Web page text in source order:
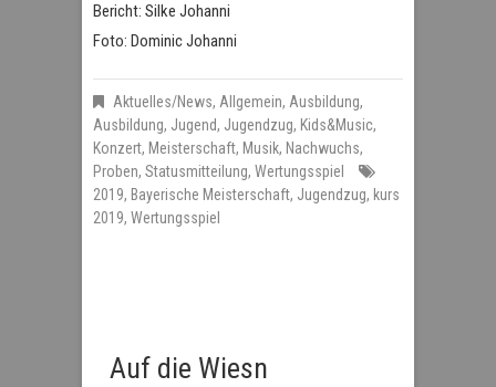
Bericht: Silke Johanni
Foto: Dominic Johanni
Aktuelles/News, Allgemein, Ausbildung,
Ausbildung, Jugend, Jugendzug, Kids&Music,
Konzert, Meisterschaft, Musik, Nachwuchs,
Proben, Statusmitteilung, Wertungsspiel
2019, Bayerische Meisterschaft, Jugendzug, kurs
2019, Wertungsspiel
Auf die Wiesn